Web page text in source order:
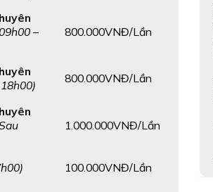
–
800.000VNĐ/Lần
800.000VNĐ/Lần
1.000.000VNĐ/Lần
100.000VNĐ/Lần